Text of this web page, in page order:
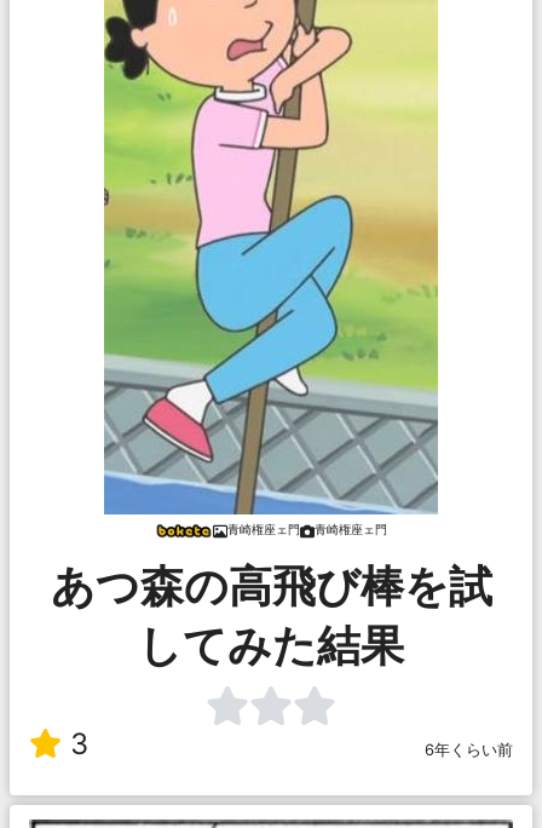
青崎権座ェ門 青崎権座ェ門
あつ森の高飛び棒を試
してみた結果
3 6年くらい前